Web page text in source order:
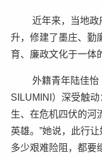
近年来，当地政
升，修建了墨庄、勤
育、廉政文化于一体
外籍青年陆佳怡
SILUMINI）深受触
生、在危机四伏的河
英雄。”她说，此行
多少艰难险阻，都要